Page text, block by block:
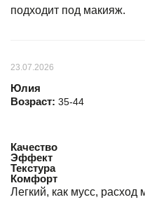
подходит под макияж.
23.07.2026
Юлия
Возраст: 35-44
Качество
Эффект
Текстура
Комфорт
Легкий, как мусс, расход